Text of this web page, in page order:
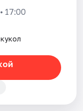
17:00